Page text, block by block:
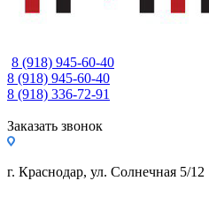
8 (918) 945-60-40
8 (918) 945-60-40
8 (918) 336-72-91
Заказать звонок
г. Краснодар, ул. Солнечная 5/12